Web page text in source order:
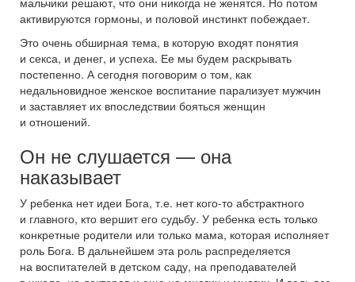
активируются гормоны, и половой инстинкт побеждает.
Это очень обширная тема, в которую входят понятия
и секса, и денег, и успеха. Ее мы будем раскрывать
постепенно. А сегодня поговорим о том, как
недальновидное женское воспитание парализует мужчин
и заставляет их впоследствии бояться женщин
и отношений.
Он не слушается — она
наказывает
У ребенка нет идеи Бога, т.е. нет кого-то абстрактного
и главного, кто вершит его судьбу. У ребенка есть только
конкретные родители или только мама, которая исполняет
роль Бога. В дальнейшем эта роль распределяется
на воспитателей в детском саду, на преподавателей